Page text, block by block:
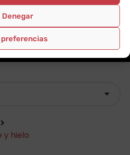
Denegar
preferencias
y hielo